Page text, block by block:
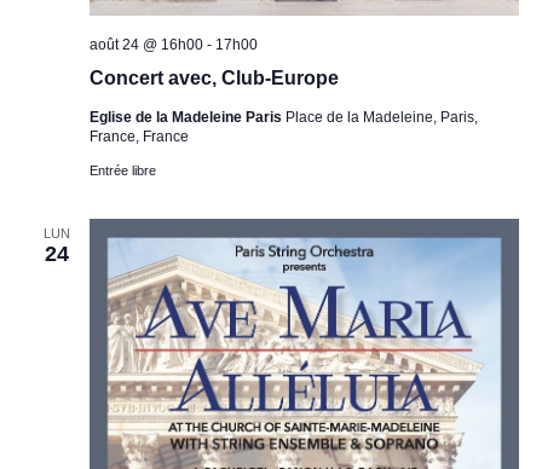
Concert avec, Club-Europe
août 24 @ 16h00- 17h00
Eglise de la Madeleine Paris Place de la Madeleine, Paris,
France, France
Entrée libre
LUN
24